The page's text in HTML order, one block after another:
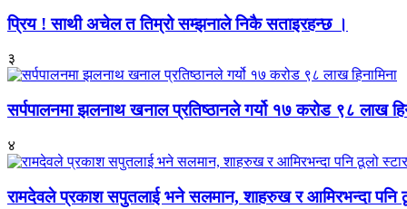
प्रिय ! साथी अचेल त तिम्रो सम्झनाले निकै सताइरहन्छ ।
३
सर्पपालनमा झलनाथ खनाल प्रतिष्ठानले गर्यो १७ करोड ९८ लाख
४
रामदेवले प्रकाश सपुतलाई भने सलमान, शाहरुख र आमिरभन्दा पनि